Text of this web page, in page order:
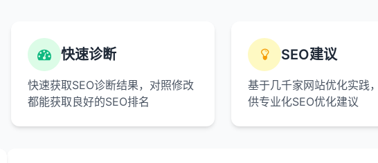
快速诊断
快速获取SEO诊断结果，对照修改
都能获取良好的SEO排名
SEO建议
基于几千家网站优化实践
供专业化SEO优化建议